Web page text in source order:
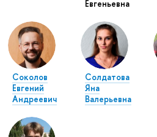
Евгеньевна
Соколов
Евгений
Андреевич
Солдатова
Яна
Валерьевна